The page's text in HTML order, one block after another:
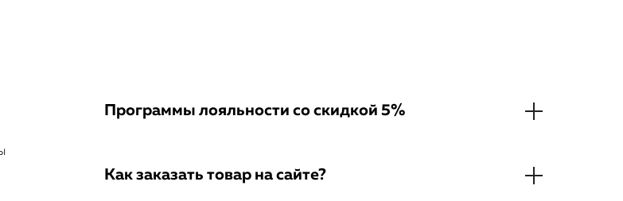
Программы лояльности со скидкой 5%
Как заказать товар на сайте?